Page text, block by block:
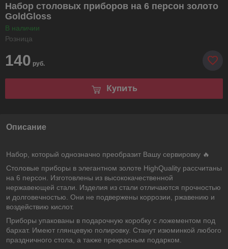
Набор столовых приборов на 6 персон золото
GoldGloss
В наличии
Розница
140 руб.
Купить
Описание
Набор, который однозначно преобразит Вашу сервировку 🔥
Столовые приборы в элегантном золоте HighQuality рассчитаны
на 6 персон. Изготовлены из высококачественной
нержавеющей стали. Изделия из стали отличаются прочностью
и долговечностью. Они не подвержены коррозии, ржавению и
воздействию кислот.
Приборы упакованы в подарочную коробку с ложементом под
бархат. Имеют глянцевую полировку. Станут изюминкой любого
праздничного стола, а также прекрасным подарком.